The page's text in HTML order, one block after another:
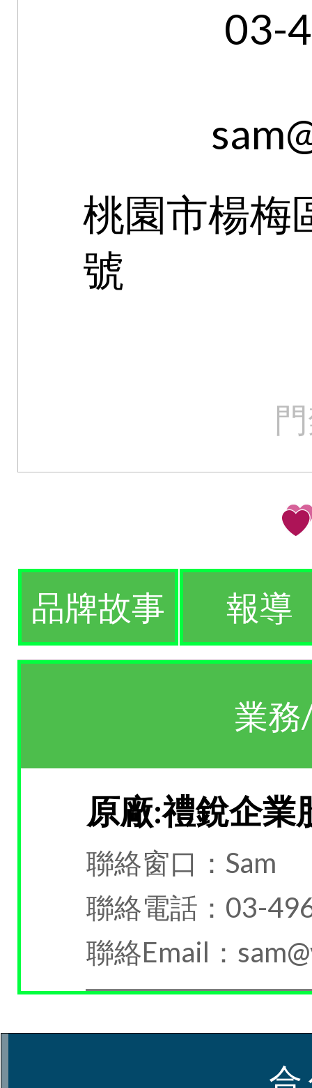
03-
桃園市楊梅
號
品牌故事 報導
業務
原廠:禮銳企業
聯絡窗口：Sam
聯絡電話：03-
聯絡Email：
合